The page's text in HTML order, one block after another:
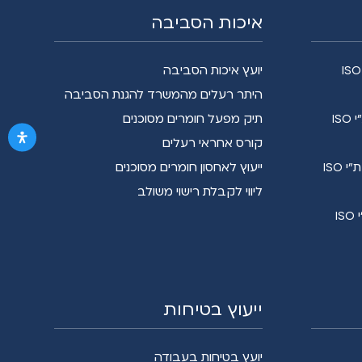
הקמת מערכת ניהול איכות ת"י ISO
הקמת מערכת ניהול בטיחות ת"י ISO
הקמת מערכת ניהול סביבתית ת"י ISO
הקמת מערכת ניהול אנרגיה ת"י ISO
איכות הסביבה
יועץ איכות הסביבה
היתר רעלים מהמשרד להגנת הסביבה
תיק מפעל חומרים מסוכנים
קורס אחראי רעלים
ייעוץ לאחסון חומרים מסוכנים
ליווי לקבלת רישוי משולב
ייעוץ בטיחות
יועץ בטיחות בעבודה